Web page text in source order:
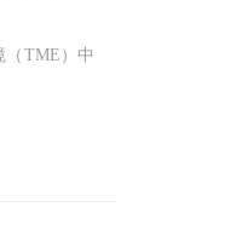
TME）中